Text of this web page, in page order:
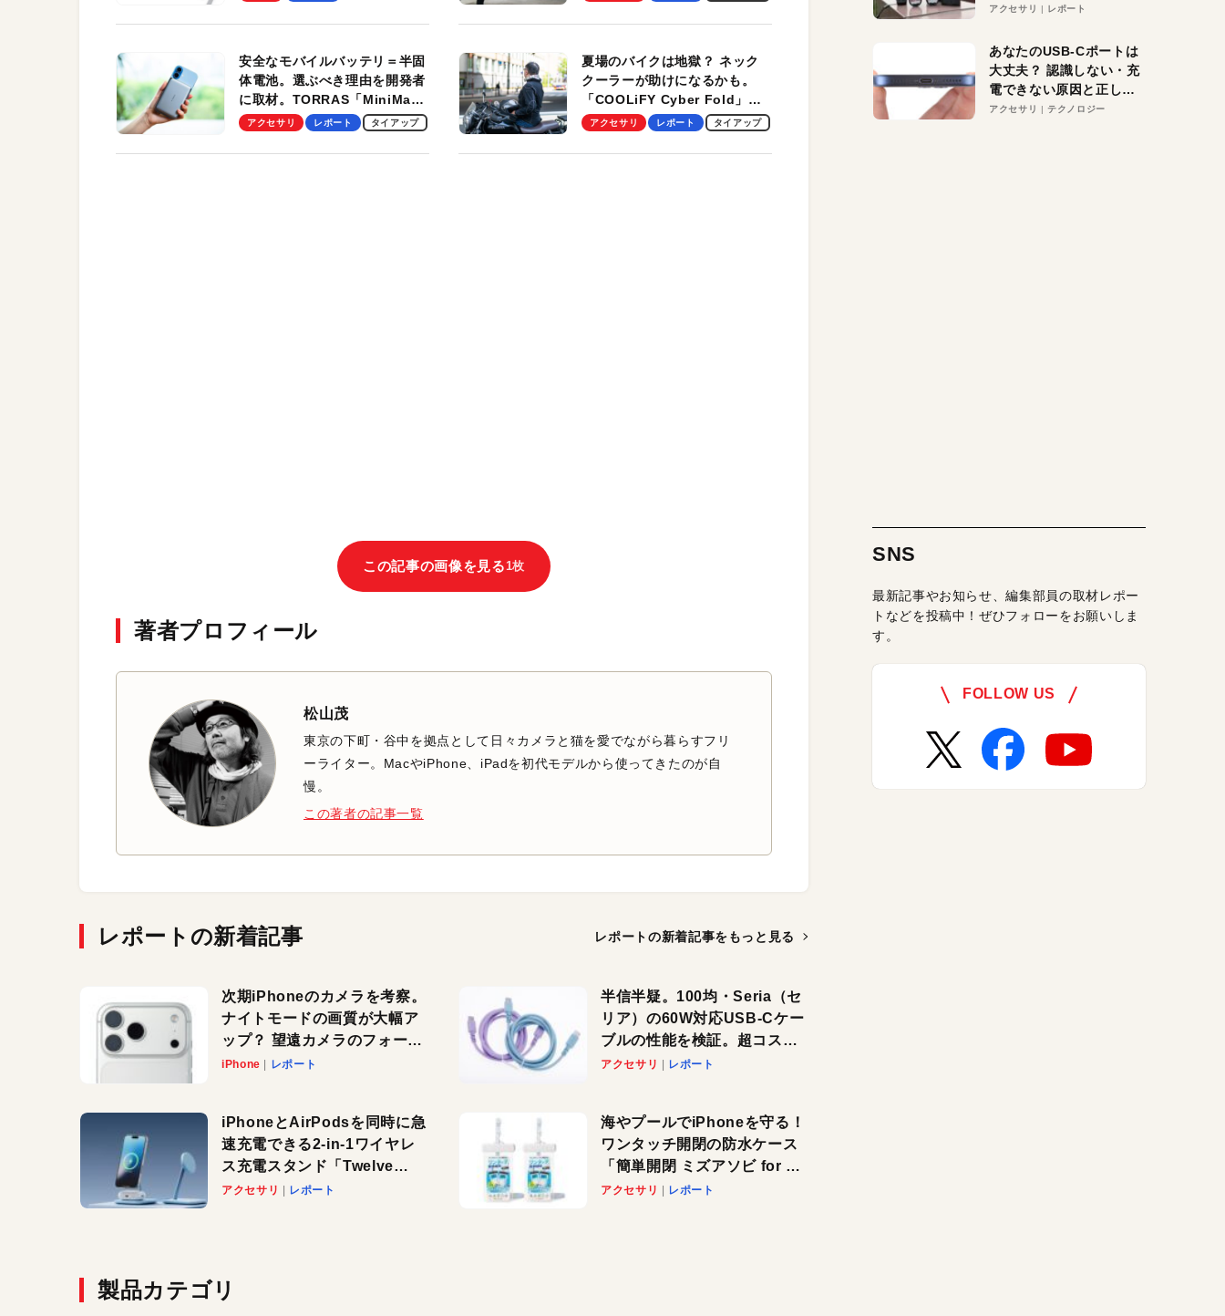
適！
安全なモバイルバッテリ＝半固
体電池。選ぶべき理由を開発者
に取材。TORRAS「MiniMag
Pro」の実機レビューも
アクセサリ レポート タイアップ
夏場のバイクは地獄？ ネック
クーラーが助けになるかも。
「COOLiFY Cyber Fold」レ
ビュー。冷却の速さ、密着する
性がグッド！
アクセサリ レポート タイアップ
この記事の画像を見る1枚
著者プロフィール
松山茂
東京の下町・谷中を拠点として日々カメラと猫を愛でながら暮らすフリ
ーライター。MacやiPhone、iPadを初代モデルから使ってきたのが自
慢。
この著者の記事一覧
レポートの新着記事 レポートの新着記事をもっと見る
次期iPhoneのカメラを考察。
ナイトモードの画質が大幅ア
ップ？ 望遠カメラのフォーカ
スがさらにシャープに？
iPhone レポート
半信半疑。100均・Seria（セ
リア）の60W対応USB-Cケー
ブルの性能を検証。超コスパ
の1本を発見か？
アクセサリ レポート
iPhoneとAirPodsを同時に急
速充電できる2-in-1ワイヤレ
ス充電スタンド「Twelve
South HiRise 2 Deluxe」が
アクセサリ レポート
海やプールでiPhoneを守る！
ワンタッチ開閉の防水ケース
「簡単開閉 ミズアソビ for ス
マホ」で夏のレジャーを満喫
アクセサリ レポート
製品カテゴリ
ーム・夜間撮影をチェッ
アクセサリ レポート
あなたのUSB-Cポートは
大丈夫？ 認識しない・充
電できない原因と正しい
対策
アクセサリ テクノロジー
SNS
最新記事やお知らせ、編集部員の取材レポー
トなどを投稿中！ぜひフォローをお願いしま
す。
FOLLOW US